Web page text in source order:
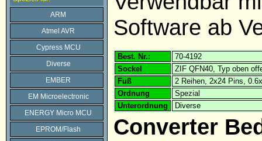
ARM
Atmel AVR
Cypress MCU
Diverse
EMBER
EM Microelectronic
ENERGY Micro MCU
EPROM/Flash
Software ab
Best. Nr.:
70-4192
Sockel
ZIF QFN40, Typ oben
Fuß
2 Reihen, 2x24 Pins,
Ordnung
Spezial
Unterordnung
Diverse
Converter